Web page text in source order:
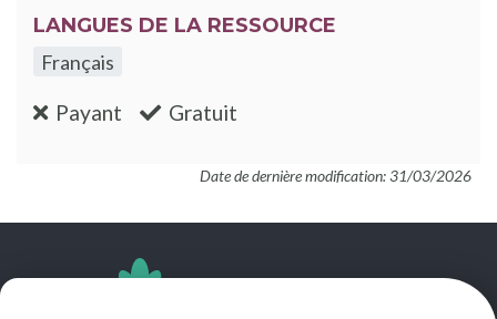
LANGUES DE LA RESSOURCE
Français
Payant :non Gratuit
Date de dernière modification: 31/03/2026